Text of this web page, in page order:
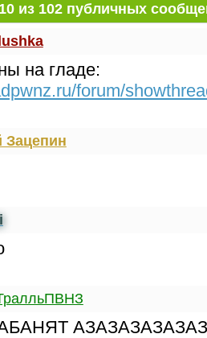
10из 102публичных
на гладе:
forum/
Зацепин